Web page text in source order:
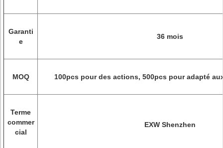
Garanti
e
36 mois
MOQ 100pcs pour des actions, 500pcs pour adapté
Terme
commer
cial
EXW Shenzhen